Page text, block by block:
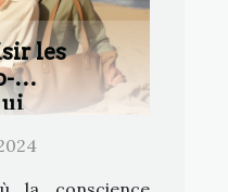
les